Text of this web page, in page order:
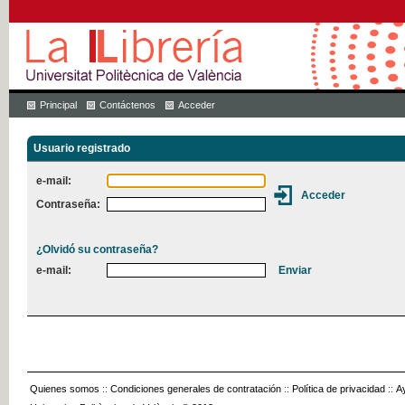
Principal Contáctenos Acceder
Usuario registrado
e-mail:
Contraseña:
¿Olvidó su contraseña?
e-mail:
Quienes somos :: Condiciones generales de contratación :: Política de privacidad ::